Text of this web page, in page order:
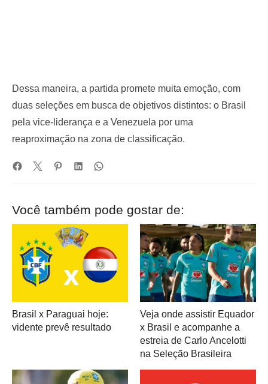
Dessa maneira, a partida promete muita emoção, com
duas seleções em busca de objetivos distintos: o Brasil
pela vice-liderança e a Venezuela por uma
reaproximação na zona de classificação.
Você também pode gostar de:
Brasil x Paraguai hoje:
vidente prevê resultado
Veja onde assistir Equador
x Brasil e acompanhe a
estreia de Carlo Ancelotti
na Seleção Brasileira